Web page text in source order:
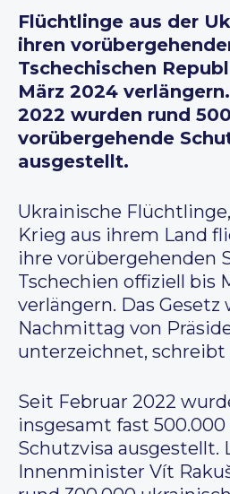
Flüchtlinge aus der
ihren
Tschechischen
März 2024
2022 wurden rund
vorübergehende
ausgestellt.
Ukrainische
Krieg aus ihrem Land
ihre vorübergehenden
Tschechien offiziell bis
verlängern. Das
Nachmittag von
unterzeichnet, schreibt
Seit Februar 2022
insgesamt fast
Schutzvisa ausgestellt.
Innenminister Vít